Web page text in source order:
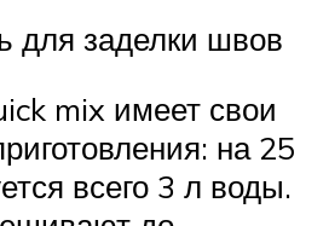
для заделки швов
mix имеет свои
на 25
всего 3 л воды.